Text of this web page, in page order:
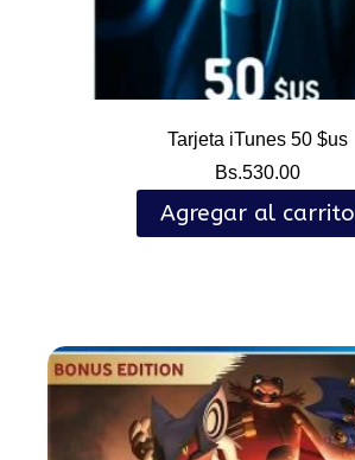
Tarjeta iTunes 50 $us
Bs.530.00
Agregar al carrito